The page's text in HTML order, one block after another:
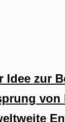
Idee zur
von